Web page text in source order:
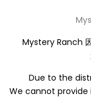
Mystery Ranch
Due to the
We cannot provide